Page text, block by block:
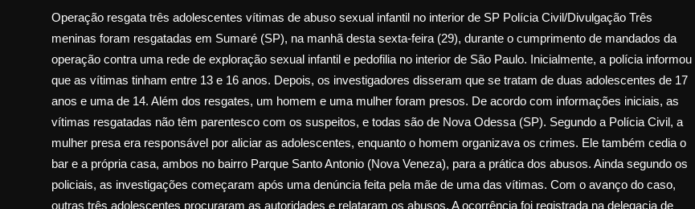
Operação resgata três adolescentes vítimas de abuso sexual infantil no interior de SP Polícia Civil/Divulgação Três
meninas foram resgatadas em Sumaré (SP), na manhã desta sexta-feira (29), durante o cumprimento de mandados da
operação contra uma rede de exploração sexual infantil e pedofilia no interior de São Paulo. Inicialmente, a polícia informou
que as vítimas tinham entre 13 e 16 anos. Depois, os investigadores disseram que se tratam de duas adolescentes de 17
anos e uma de 14. Além dos resgates, um homem e uma mulher foram presos. De acordo com informações iniciais, as
vítimas resgatadas não têm parentesco com os suspeitos, e todas são de Nova Odessa (SP). Segundo a Polícia Civil, a
mulher presa era responsável por aliciar as adolescentes, enquanto o homem organizava os crimes. Ele também cedia o
bar e a própria casa, ambos no bairro Parque Santo Antonio (Nova Veneza), para a prática dos abusos. Ainda segundo os
policiais, as investigações começaram após uma denúncia feita pela mãe de uma das vítimas. Com o avanço do caso,
outras três adolescentes procuraram as autoridades e relataram os abusos. A ocorrência foi registrada na delegacia de